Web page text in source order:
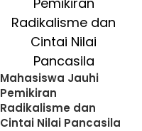
Mahasiswa Jauhi
Pemikiran
Radikalisme dan
Cintai Nilai Pancasila